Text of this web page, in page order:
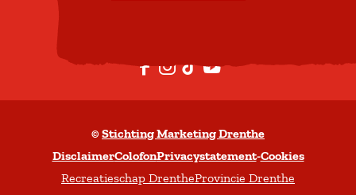
n
F
a
e
b
o
I
n
t
a
g
T
i
T
o
k
Y
o
t
u
b
© Stichting Marketing Drenthe
DisclaimerColofonPrivacystatement-Cookies
Recreatieschap DrentheProvincie Drenthe